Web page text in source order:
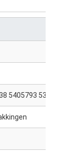
5405793 5395765